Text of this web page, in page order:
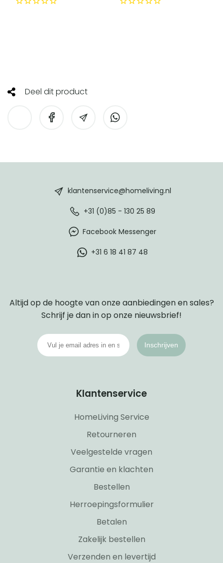
Deel dit product
klantenservice@homeliving.nl
+31 (0)85 - 130 25 89
Facebook Messenger
+31 6 18 41 87 48
Altijd op de hoogte van onze aanbiedingen en sales?
Schrijf je dan in op onze nieuwsbrief!
Inschrijven
Klantenservice
HomeLiving Service
Retourneren
Veelgestelde vragen
Garantie en klachten
Bestellen
Herroepingsformulier
Betalen
Zakelijk bestellen
Verzenden en levertijd